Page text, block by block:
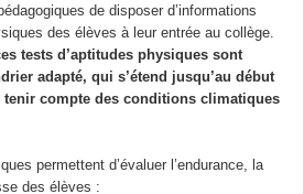
de disposer d’informations
des élèves à leur entrée au collège.
tests d’aptitudes physiques sont
adapté, qui s’étend jusqu’au début
compte des conditions climatiques
permettent d’évaluer l’endurance, la
des élèves :